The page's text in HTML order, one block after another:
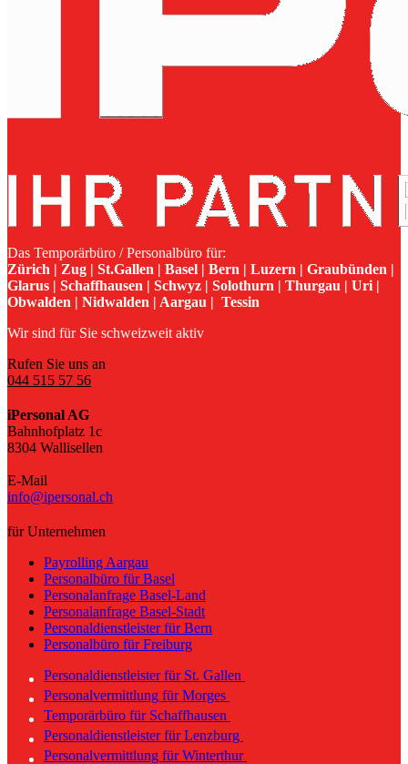
Das Temporärbüro / Personalbüro für:
Zürich | Zug | St.Gallen | Basel | Bern | Luzern | Graubünden |
Glarus | Schaffhausen | Schwyz | Solothurn | Thurgau | Uri |
Obwalden | Nidwalden | Aargau | Tessin
Wir sind für Sie schweizweit aktiv
Rufen Sie uns an
044 515 57 56
iPersonal AG
Bahnhofplatz 1c
8304 Wallisellen
E-Mail
info@ipersonal.ch
für Unternehmen
Payrolling Aargau
Personalbüro für Basel
Personalanfrage Basel-Land
Personalanfrage Basel-Stadt
Personaldienstleister für Bern
Personalbüro für Freiburg
Personaldienstleister für St. Gallen
Personalvermittlung für Morges
Temporärbüro für Schaffhausen
Personaldienstleister für Lenzburg
Personalvermittlung für Winterthur